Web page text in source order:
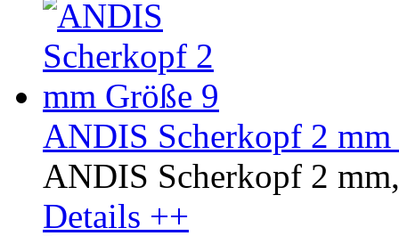
ANDIS Scherkopf 2 mm
ANDIS Scherkopf 2
Details ++